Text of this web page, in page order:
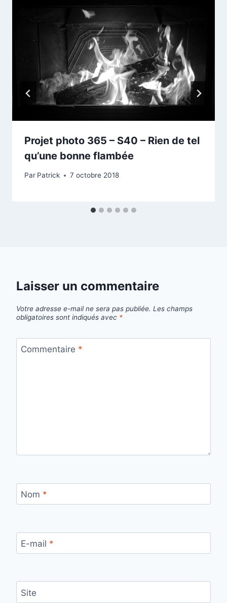
Projet photo 365 – S40 – Rien de tel
qu’une bonne flambée
Par Patrick 7 octobre 2018
Laisser un commentaire
Votre adresse e-mail ne sera pas publiée. Les champs
obligatoires sont indiqués avec *
Commentaire *
Nom *
E-mail *
Site